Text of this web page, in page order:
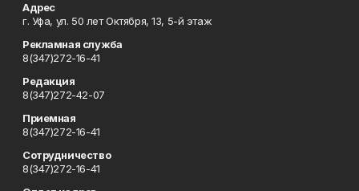
Адрес
г. Уфа, ул. 50 лет Октября, 13, 5-й этаж
Рекламная служба
8(347)272-16-41
Редакция
8(347)272-42-07
Приемная
8(347)272-16-41
Сотрудничество
8(347)272-16-41